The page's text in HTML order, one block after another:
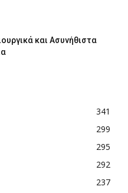
και Ασυνήθιστα
341
299
295
292
237